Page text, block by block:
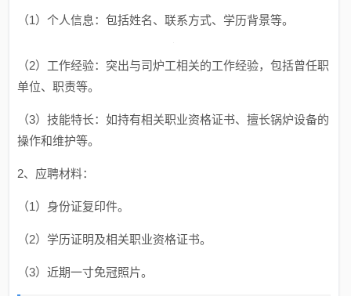
（1）个人信息：包括姓名、联系方式、学历背景等。
（2）工作经验：突出与司炉工相关的工作经验，包括曾任职
单位、职责等。
（3）技能特长：如持有相关职业资格证书、擅长锅炉设备的
操作和维护等。
2、应聘材料：
（1）身份证复印件。
（2）学历证明及相关职业资格证书。
（3）近期一寸免冠照片。